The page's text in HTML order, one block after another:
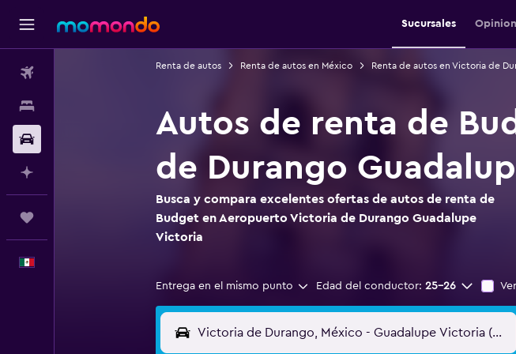
Sucursales
Renta de autos Renta de autos en México Renta de autos en Victoria de
Autos de renta de
de Durango
Busca y compara excelentes ofertas de autos de renta de
Budget en Aeropuerto Victoria de Durango Guadalupe
Victoria
Entrega en el mismo punto Edad del conductor: 25-26